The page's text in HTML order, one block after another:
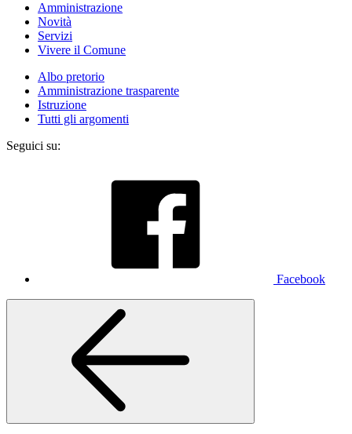
Amministrazione
Novità
Servizi
Vivere il Comune
Albo pretorio
Amministrazione trasparente
Istruzione
Tutti gli argomenti
Seguici su:
Facebook